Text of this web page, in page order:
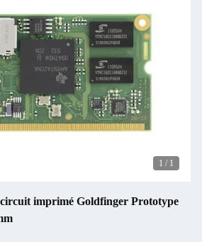
1 / 1
circuit imprimé Goldfinger Prototype